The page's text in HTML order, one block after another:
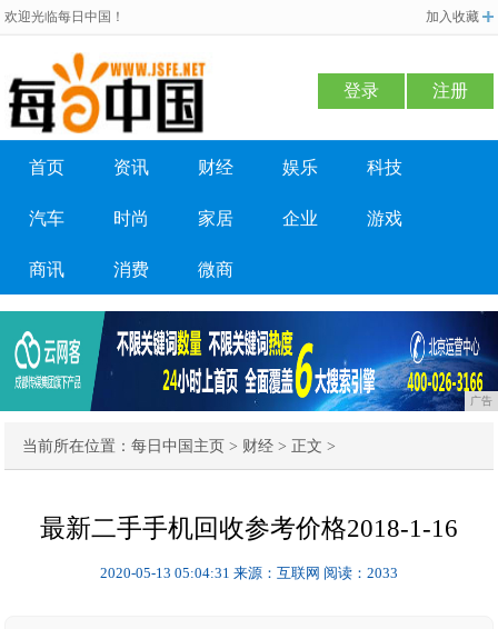
欢迎光临每日中国！ 加入收藏
登录 注册
首页 资讯 财经 娱乐 科技
汽车 时尚 家居 企业 游戏
商讯 消费 微商
广告
当前所在位置：每日中国主页 > 财经 > 正文 >
最新二手手机回收参考价格2018-1-16
2020-05-13 05:04:31 来源：互联网 阅读：2033